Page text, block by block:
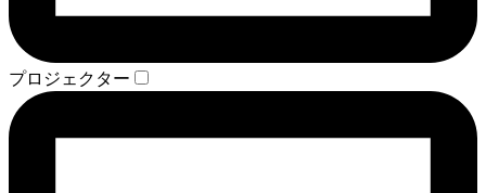
プロジェクター